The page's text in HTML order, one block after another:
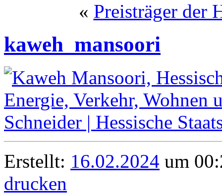
« Preisträger der
kaweh_mansoori
Erstellt: 16.02.2024 um
drucken